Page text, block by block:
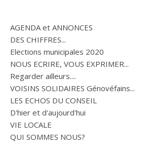
AGENDA et ANNONCES
DES CHIFFRES...
Elections municipales 2020
NOUS ECRIRE, VOUS EXPRIMER...
Regarder ailleurs....
VOISINS SOLIDAIRES Génovéfains...
LES ECHOS DU CONSEIL
D'hier et d'aujourd'hui
VIE LOCALE
QUI SOMMES NOUS?